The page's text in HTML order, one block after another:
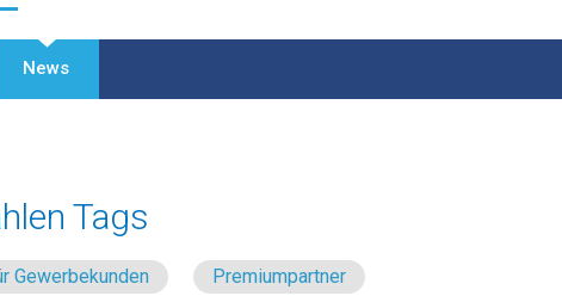
News
Tags
Gewerbekunden Premiumpartner